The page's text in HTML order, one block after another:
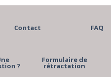
Contact FAQ
?
Formulaire de
rétractation